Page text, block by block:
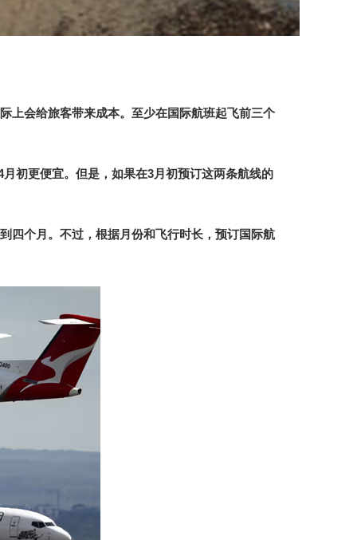
上会给旅客带来成本。至少在国际航班起飞前三个
月初更便宜。但是，如果在3月初预订这两条航线的
四个月。不过，根据月份和飞行时长，预订国际航